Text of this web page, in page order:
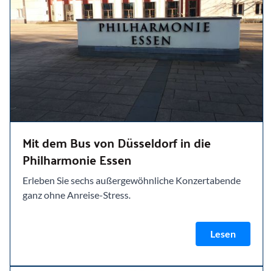
Mit dem Bus von Düsseldorf in die
Philharmonie Essen
Erleben Sie sechs außergewöhnliche Konzertabende
ganz ohne Anreise-Stress.
Lesen